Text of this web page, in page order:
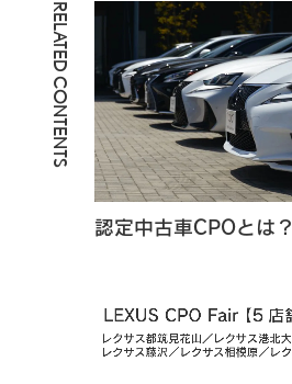
RELATED CONTENTS
認定中古車CPOとは？